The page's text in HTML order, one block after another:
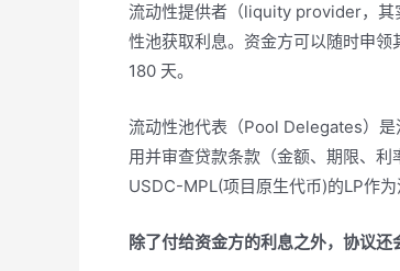
流动性提供者（liquity provider，其
性池获取利息。资金方可以随时申
180 天。
流动性池代表（Pool Delegates）
用并审查贷款条款（金额、期限、
USDC-MPL(项目原生代币)的LP作
除了付给资金方的利息之外，协议还